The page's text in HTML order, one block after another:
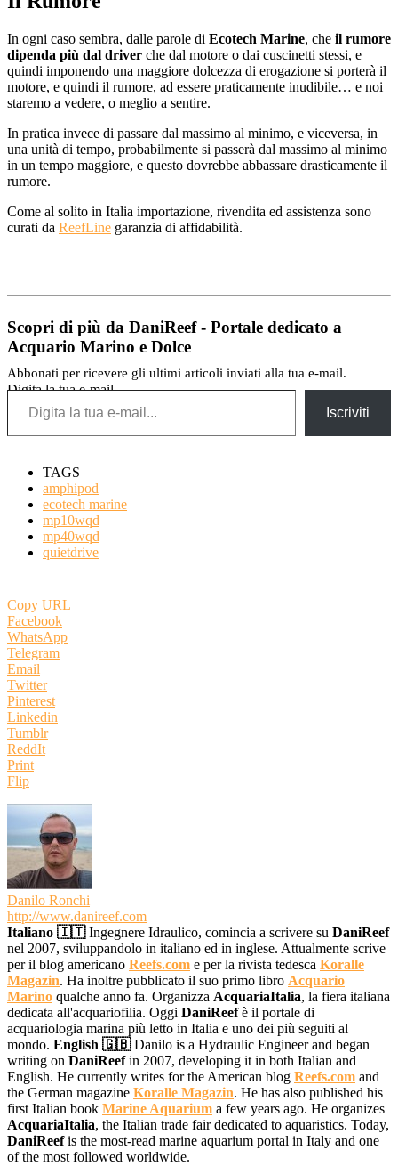
In ogni caso sembra, dalle parole di Ecotech Marine, che il rumore
dipenda più dal driver che dal motore o dai cuscinetti stessi, e
quindi imponendo una maggiore dolcezza di erogazione si porterà il
motore, e quindi il rumore, ad essere praticamente inudibile… e noi
staremo a vedere, o meglio a sentire.
In pratica invece di passare dal massimo al minimo, e viceversa, in
una unità di tempo, probabilmente si passerà dal massimo al minimo
in un tempo maggiore, e questo dovrebbe abbassare drasticamente il
rumore.
Come al solito in Italia importazione, rivendita ed assistenza sono
curati da ReefLine garanzia di affidabilità.
Scopri di più da DaniReef - Portale dedicato a
Acquario Marino e Dolce
Abbonati per ricevere gli ultimi articoli inviati alla tua e-mail.
Digita la tua e-mail...
Iscriviti
TAGS
amphipod
ecotech marine
mp10wqd
mp40wqd
quietdrive
Copy URL
Facebook
WhatsApp
Telegram
Email
Twitter
Pinterest
Linkedin
Tumblr
ReddIt
Print
Flip
Danilo Ronchi
http://www.danireef.com
Italiano 🇮🇹Ingegnere Idraulico, comincia a scrivere su DaniReef
nel 2007, sviluppandolo in italiano ed in inglese. Attualmente scrive
per il blog americano Reefs.com e per la rivista tedesca Koralle
Magazin. Ha inoltre pubblicato il suo primo libro Acquario
Marino qualche anno fa. Organizza AcquariaItalia, la fiera italiana
dedicata all'acquariofilia. Oggi DaniReefè il portale di
acquariologia marina più letto in Italia e uno dei più seguiti al
mondo. English 🇬🇧Danilo is a Hydraulic Engineer and began
writing on DaniReefin 2007, developing it in both Italian and
English. He currently writes for the American blog Reefs.com and
the German magazine Koralle Magazin. He has also published his
first Italian book Marine Aquarium a few years ago. He organizes
AcquariaItalia, the Italian trade fair dedicated to aquaristics. Today,
DaniReefis the most-read marine aquarium portal in Italy and one
of the most followed worldwide.